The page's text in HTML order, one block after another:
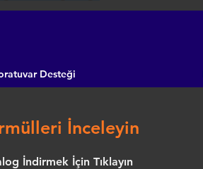
Desteği
İnceleyin
İndirmek İçin Tıklayın